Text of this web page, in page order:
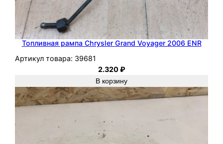
Топливная рампа Chrysler Grand Voyager 2006 ENR
Артикул товара: 39681
2.320₽
В корзину